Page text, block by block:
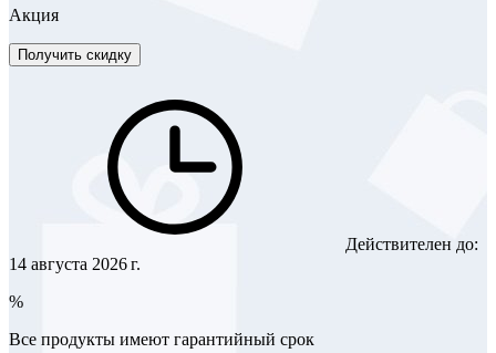
Акция
Получить скидку
Действителен до:
14 августа 2026 г.
%
Все продукты имеют гарантийный срок